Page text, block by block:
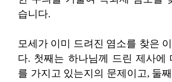
습니다.
모세가 이미 드려진 염소를 찾은
다. 첫째는 하나님께 드린 제사에
를 가지고 있는지의 문제이고, 둘